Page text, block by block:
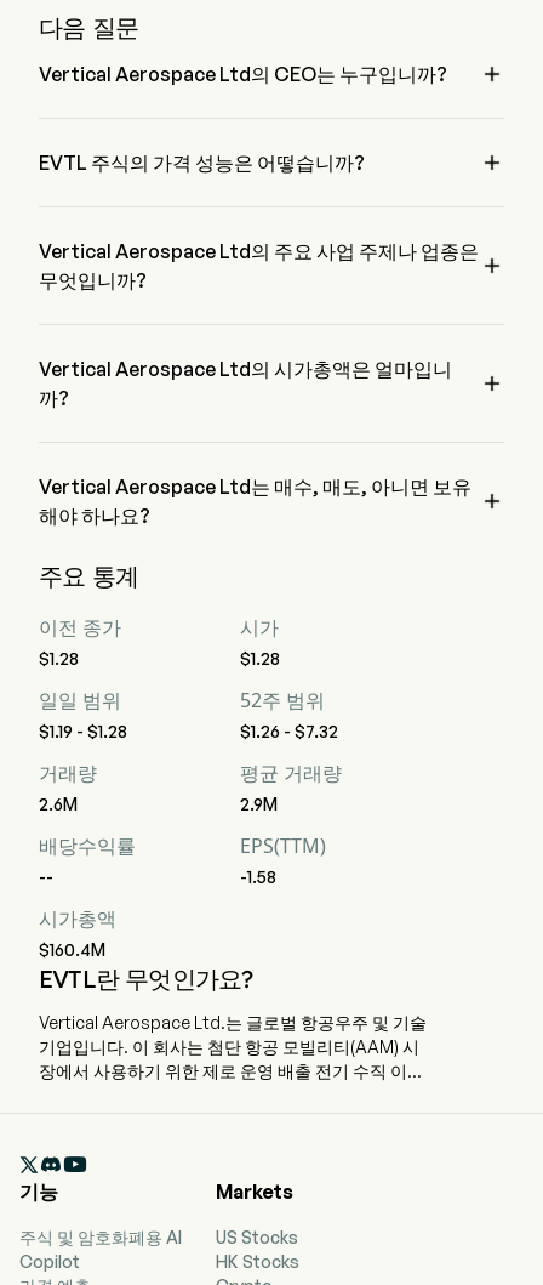
다음 질문
Vertical Aerospace Ltd의 CEO는 누구입니까? 
EVTL 주식의 가격 성능은 어떻습니까? 
Vertical Aerospace Ltd의 주요 사업 주제나 업종은
무엇입니까?

Vertical Aerospace Ltd의 시가총액은 얼마입니
까?

Vertical Aerospace Ltd는 매수, 매도, 아니면 보유
해야 하나요?

Aerospace Ltd에 대한 분석 평가를 실시했으며, 이는 2명의 강
강력한 매도를 포함합니다
주요 통계
이전 종가
$1.28
시가
$1.28
일일 범위
$1.19 - $1.28
52주 범위
$1.26 - $7.32
거래량
2.6M
평균 거래량
2.9M
배당수익률
--
EPS(TTM)
-1.58
시가총액
$160.4M
EVTL란 무엇인가요?
Vertical Aerospace Ltd.는 글로벌 항공우주 및 기술
기업입니다. 이 회사는 첨단 항공 모빌리티(AAM) 시
장에서 사용하기 위한 제로 운영 배출 전기 수직 이착
단계를 완료했습니다. 회사는 VX4가 조종사와 최대
4명의 승객을 태우고 최대 100마일까지 이동하며 시
로 하고 있습니다. 회사는 상업용 항공사, 항공기 리
스 회사, 비즈니스 항공, 기존 헬리콥터 운영업체 및

기능
주식 및 암호화폐용 AI
Copilot
Markets
US Stocks
HK Stocks